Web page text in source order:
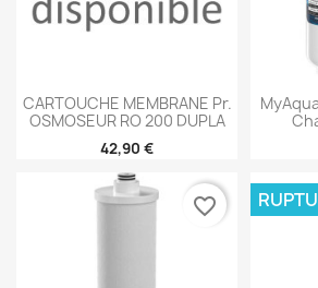
CARTOUCHE MEMBRANE Pr.
OSMOSEUR RO 200 DUPLA
42,90 €
favorite_border